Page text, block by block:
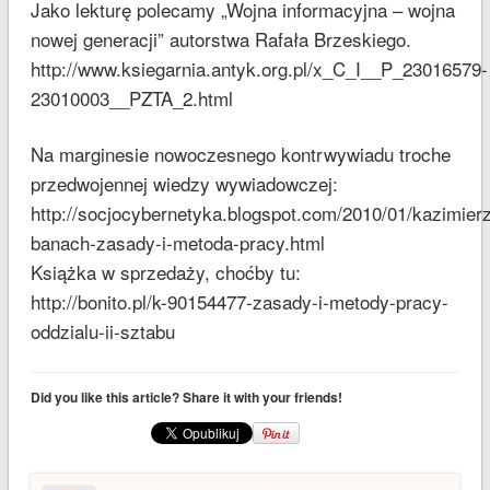
styczeń 2017
grudzień 2016
listopad 2016
październik 2016
sierpień 2016
czerwiec 2016
maj 2016
kwiecień 2016
marzec 2016
luty 2016
KATEGORIE
Jako lekturę polecamy „Wojna informacyjna – wojna
nowej generacji” autorstwa Rafała Brzeskiego.
http://www.ksiegarnia.antyk.org.pl/x_C_I__P_23016579-
23010003__PZTA_2.html
Na marginesie nowoczesnego kontrwywiadu troche
przedwojennej wiedzy wywiadowczej:
http://socjocybernetyka.blogspot.com/2010/01/
banach-zasady-i-metoda-pracy.html
Książka w sprzedaży, choćby tu:
http://bonito.pl/k-90154477-zasady-i-metody-pracy-
oddzialu-ii-sztabu
Did you like this article? Share it with your friends!